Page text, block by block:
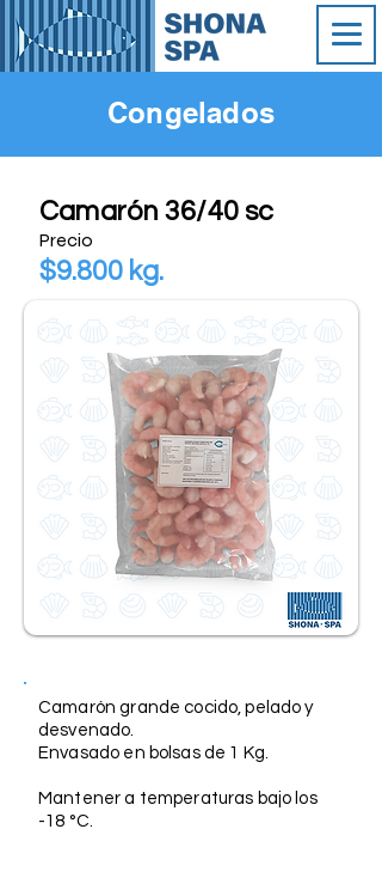
Congelados
Camarón 36/40 sc
Precio
$9.800 kg.
Camarón grande cocido, pelado y
desvenado.
Envasado en bolsas de 1 Kg.
Mantener a temperaturas bajo los
-18 °C.